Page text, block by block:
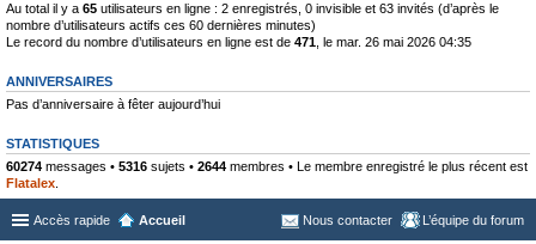
Au total il y a 65 utilisateurs en ligne : 2 enregistrés, 0 invisible et 63 invités (d’après le
nombre d’utilisateurs actifs ces 60 dernières minutes)
Le record du nombre d’utilisateurs en ligne est de 471 , le mar. 26 mai 2026 04:35
ANNIVERSAIRES
Pas d’anniversaire à fêter aujourd’hui
STATISTIQUES
60274 messages • 5316 sujets • 2644 membres • Le membre enregistré le plus récent est
Flatalex
Accès rapide Accueil L’équipe du forum
Nous contacter